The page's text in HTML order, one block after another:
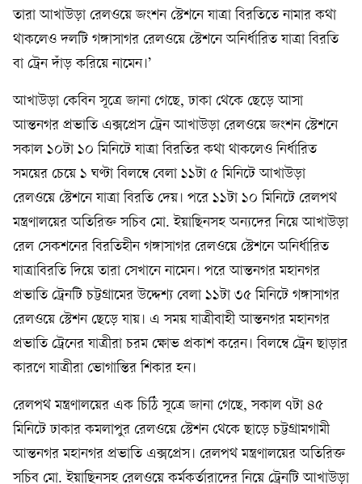
তারা আখাউড়া রেলওয়ে জংশন স্টেশনে যাত্রা বিরতিতে নামার কথা
থাকলেও দলটি গঙ্গাসাগর রেলওয়ে স্টেশনে অনির্ধারিত যাত্রা বিরতি
বা ট্রেন দাঁড় করিয়ে নামেন।’
আখাউড়া কেবিন সূত্রে জানা গেছে, ঢাকা থেকে ছেড়ে আসা
আন্তনগর প্রভাতি এক্সপ্রেস ট্রেন আখাউড়া রেলওয়ে জংশন স্টেশনে
সকাল ১০টা ১০ মিনিটে যাত্রা বিরতির কথা থাকলেও নির্ধারিত
সময়ের চেয়ে ১ ঘণ্টা বিলম্বে বেলা ১১টা ৫ মিনিটে আখাউড়া
রেলওয়ে স্টেশনে যাত্রা বিরতি দেয়। পরে ১১টা ১০ মিনিটে রেলপথ
মন্ত্রণালয়ের অতিরিক্ত সচিব মো. ইয়াছিনসহ অন্যদের নিয়ে আখাউড়া
রেল সেকশনের বিরতিহীন গঙ্গাসাগর রেলওয়ে স্টেশনে অনির্ধারিত
যাত্রাবিরতি দিয়ে তারা সেখানে নামেন। পরে আন্তনগর মহানগর
প্রভাতি ট্রেনটি চট্টগ্রামের উদ্দেশ্য বেলা ১১টা ৩৫ মিনিটে গঙ্গাসাগর
রেলওয়ে স্টেশন ছেড়ে যায়। এ সময় যাত্রীবাহী আন্তনগর মহানগর
প্রভাতি ট্রেনের যাত্রীরা চরম ক্ষোভ প্রকাশ করেন। বিলম্বে ট্রেন ছাড়ার
কারণে যাত্রীরা ভোগান্তির শিকার হন।
রেলপথ মন্ত্রণালয়ের এক চিঠি সূত্রে জানা গেছে, সকাল ৭টা ৪৫
মিনিটে ঢাকার কমলাপুর রেলওয়ে স্টেশন থেকে ছাড়ে চট্টগ্রামগামী
আন্তনগর মহানগর প্রভাতি এক্সপ্রেস। রেলপথ মন্ত্রণালয়ের অতিরিক্ত
সচিব মো. ইয়াছিনসহ রেলওয়ে কর্মকর্তারাদের নিয়ে ট্রেনটি আখাউড়া